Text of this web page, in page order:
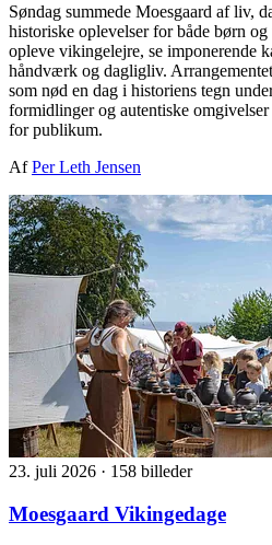
Søndag summede Moesgaard af liv,
historiske oplevelser for både børn
opleve vikingelejre, se imponerende
håndværk og dagligliv.
som nød en dag i historiens tegn
formidlinger og autentiske
for publikum.
AfPer Leth Jensen
23. juli 2026 · 158 billeder
Moesgaard Vikingedage